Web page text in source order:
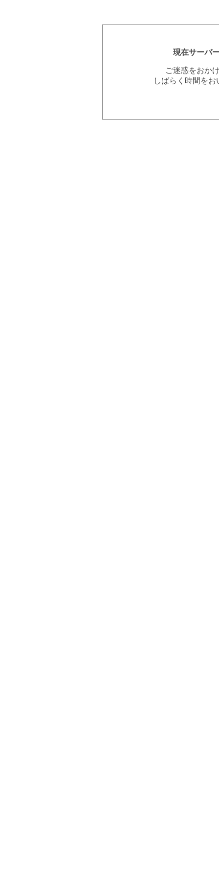
現在サーバ
ご迷惑をおか
しばらく時間を